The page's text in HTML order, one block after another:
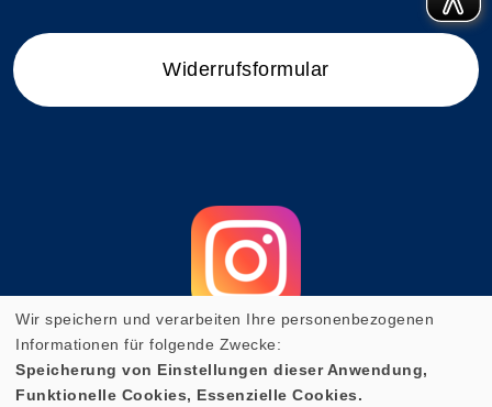
Widerrufsformular
Cookie Einstellungen
Wir speichern und verarbeiten Ihre personenbezogenen
Informationen für folgende Zwecke:
Speicherung von Einstellungen dieser Anwendung,
Funktionelle Cookies, Essenzielle Cookies.